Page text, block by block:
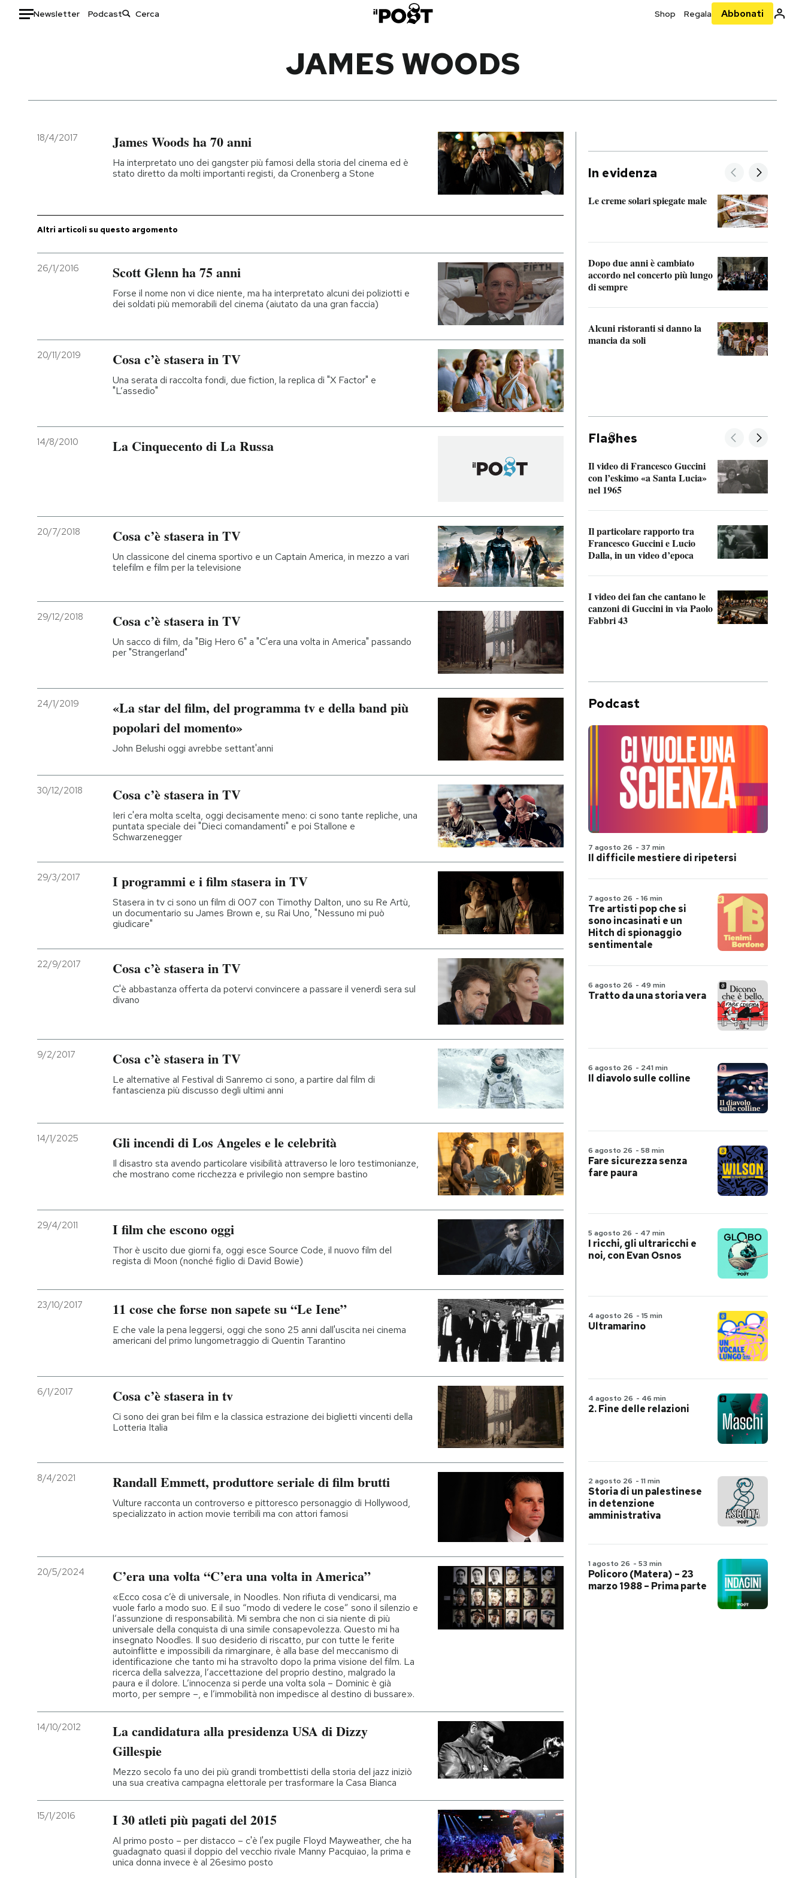
Newsletter Podcast Shop Regala Abbonati
Italia
Politica
Moda
Ok Boomer!
CALENDARIO
Entra
JAMES WOODS
18/4/2017 James Woods ha 70 anni
Ha interpretato uno dei gangster più famosi della storia del cinema ed è
stato diretto da molti importanti registi, da Cronenberg a Stone
Altri articoli su questo argomento
26/1/2016 Scott Glenn ha 75 anni
Forse il nome non vi dice niente, ma ha interpretato alcuni dei poliziotti e
dei soldati più memorabili del cinema (aiutato da una gran faccia)
20/11/2019 Cosa c’è stasera in TV
Una serata di raccolta fondi, due fiction, la replica di "X Factor" e
"L’assedio"
14/8/2010 La Cinquecento di La Russa
20/7/2018 Cosa c’è stasera in TV
Un classicone del cinema sportivo e un Captain America, in mezzo a vari
telefilm e film per la televisione
29/12/2018 Cosa c’è stasera in TV
Un sacco di film, da "Big Hero 6" a "C'era una volta in America" passando
per "Strangerland"
24/1/2019
«La star del film, del programma tv e della band più
popolari del momento»
John Belushi oggi avrebbe settant'anni
30/12/2018 Cosa c’è stasera in TV
Ieri c'era molta scelta, oggi decisamente meno: ci sono tante repliche, una
puntata speciale dei "Dieci comandamenti" e poi Stallone e
Schwarzenegger
29/3/2017 I programmi e i film stasera in TV
Stasera in tv ci sono un film di 007 con Timothy Dalton, uno su Re Artù,
un documentario su James Brown e, su Rai Uno, "Nessuno mi può
giudicare"
22/9/2017 Cosa c’è stasera in TV
C'è abbastanza offerta da potervi convincere a passare il venerdì sera sul
divano
9/2/2017 Cosa c’è stasera in TV
Le alternative al Festival di Sanremo ci sono, a partire dal film di
fantascienza più discusso degli ultimi anni
14/1/2025 Gli incendi di Los Angeles e le celebrità
Il disastro sta avendo particolare visibilità attraverso le loro testimonianze,
che mostrano come ricchezza e privilegio non sempre bastino
29/4/2011 I film che escono oggi
Thor è uscito due giorni fa, oggi esce Source Code, il nuovo film del
regista di Moon (nonché figlio di David Bowie)
23/10/2017 11 cose che forse non sapete su “Le Iene”
E che vale la pena leggersi, oggi che sono 25 anni dall'uscita nei cinema
americani del primo lungometraggio di Quentin Tarantino
6/1/2017 Cosa c’è stasera in tv
Ci sono dei gran bei film e la classica estrazione dei biglietti vincenti della
Lotteria Italia
8/4/2021 Randall Emmett, produttore seriale di film brutti
Vulture racconta un controverso e pittoresco personaggio di Hollywood,
specializzato in action movie terribili ma con attori famosi
20/5/2024 C’era una volta “C’era una volta in America”
«Ecco cosa c’è di universale, in Noodles. Non rifiuta di vendicarsi, ma
vuole farlo a modo suo. E il suo “modo di vedere le cose” sono il silenzio e
l’assunzione di responsabilità. Mi sembra che non ci sia niente di più
universale della conquista di una simile consapevolezza. Questo mi ha
insegnato Noodles. Il suo desiderio di riscatto, pur con tutte le ferite
autoinflitte e impossibili da rimarginare, è alla base del meccanismo di
identificazione che tanto mi ha stravolto dopo la prima visione del film. La
ricerca della salvezza, l’accettazione del proprio destino, malgrado la
paura e il dolore. L’innocenza si perde una volta sola – Dominic è già
morto, per sempre –, e l’immobilità non impedisce al destino di bussare».
14/10/2012
La candidatura alla presidenza USA di Dizzy
Gillespie
Mezzo secolo fa uno dei più grandi trombettisti della storia del jazz iniziò
una sua creativa campagna elettorale per trasformare la Casa Bianca
15/1/2016 I 30 atleti più pagati del 2015
Al primo posto – per distacco – c'è l'ex pugile Floyd Mayweather, che ha
guadagnato quasi il doppio del vecchio rivale Manny Pacquiao, la prima e
unica donna invece è al 26esimo posto
In evidenza
Le creme solari spiegate male
Dopo due anni è cambiato
accordo nel concerto più lungo
di sempre
Alcuni ristoranti si danno la
mancia da soli
Fla hes
Il video di Francesco Guccini
con l’eskimo «a Santa Lucia»
nel 1965
Il particolare rapporto tra
Francesco Guccini e Lucio
Dalla, in un video d’epoca
I video dei fan che cantano le
canzoni di Guccini in via Paolo
Fabbri 43
Podcast
7 agosto 26 - 37 min
Il difficile mestiere di ripetersi
7 agosto 26 - 16 min
Tre artisti pop che si
sono incasinati e un
Hitch di spionaggio
sentimentale
6 agosto 26 - 49 min
Tratto da una storia vera
6 agosto 26 - 241 min
Il diavolo sulle colline
6 agosto 26 - 58 min
Fare sicurezza senza
fare paura
5 agosto 26 - 47 min
I ricchi, gli ultraricchi e
noi, con Evan Osnos
4 agosto 26 - 15 min
Ultramarino
4 agosto 26 - 46 min
2. Fine delle relazioni
2 agosto 26 - 11 min
Storia di un palestinese
in detenzione
amministrativa
1 agosto 26 - 53 min
Policoro (Matera) – 23
marzo 1988 – Prima parte